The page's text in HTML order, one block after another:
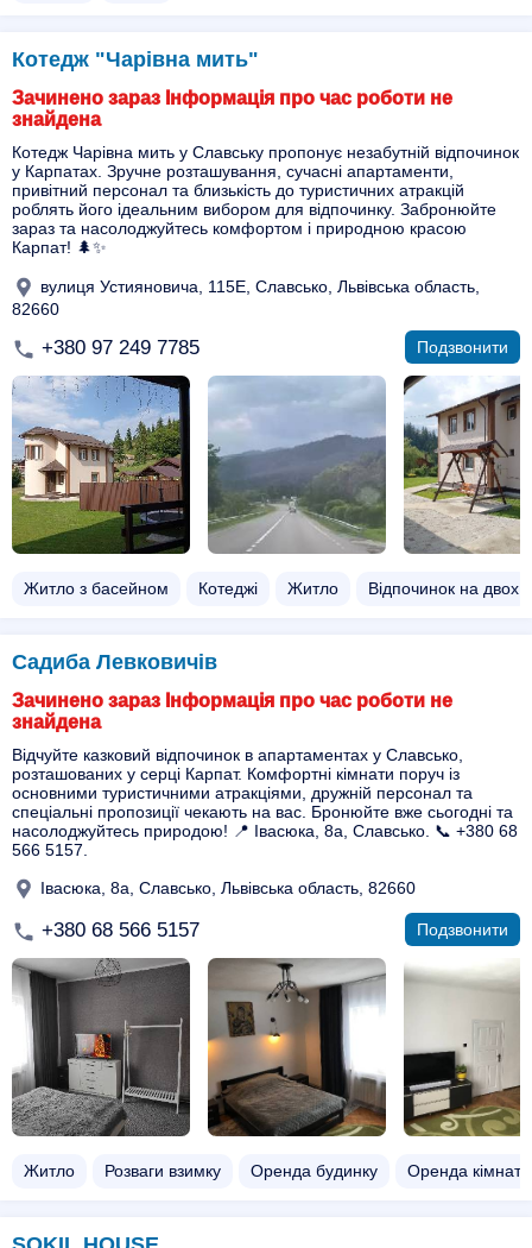
Котедж "Чарівна мить"
Зачинено зараз Інформація про час роботи не
знайдена
Котедж Чарівна мить у Славську пропонує незабутній відпочинок
у Карпатах. Зручне розташування, сучасні апартаменти,
привітний персонал та близькість до туристичних атракцій
роблять його ідеальним вибором для відпочинку. Забронюйте
зараз та насолоджуйтесь комфортом і природною красою
Карпат! 🌲✨
вулиця Устияновича, 115Е, Славсько, Львівська область,
82660
+380 97 249 7785 Подзвонити
Житло з басейном​ Котеджі Житло Відпочинок на двох​
Садиба Левковичів
Зачинено зараз Інформація про час роботи не
знайдена
Відчуйте казковий відпочинок в апартаментах у Славсько,
розташованих у серці Карпат. Комфортні кімнати поруч із
основними туристичними атракціями, дружній персонал та
спеціальні пропозиції чекають на вас. Бронюйте вже сьогодні та
насолоджуйтесь природою! 📍 Івасюка, 8а, Славсько. 📞 +380 68
566 5157.
Івасюка, 8а, Славсько, Львівська область, 82660
+380 68 566 5157 Подзвонити
Житло Розваги взимку Оренда будинку Оренда кімнати​